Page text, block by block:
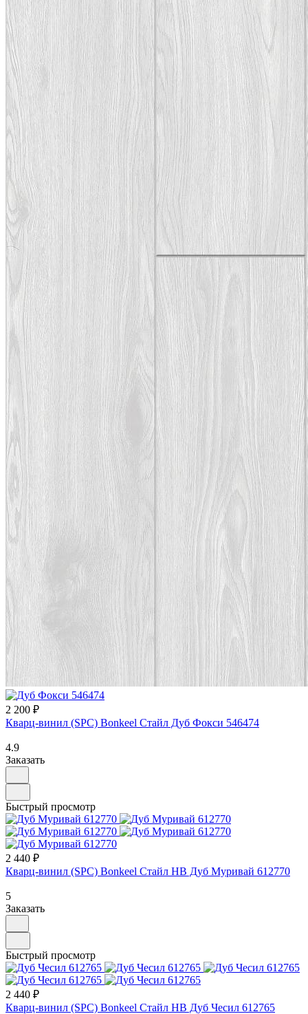
2 200 ₽
Кварц-винил (SPC) Bonkeel Стайл Дуб Фокси 546474
4.9
Заказать
Быстрый просмотр
2 440 ₽
Кварц-винил (SPC) Bonkeel Стайл НВ Дуб Муривай 612770
5
Заказать
Быстрый просмотр
2 440 ₽
Кварц-винил (SPC) Bonkeel Стайл НВ Дуб Чесил 612765